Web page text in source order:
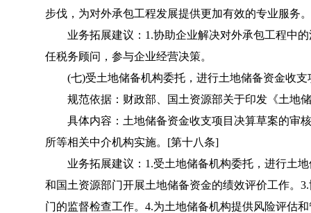
步伐，为对外承包工程发展提供更加有效的专业服务
业务拓展建议：1.协助企业解决对外承包工程中的
任税务顾问，参与企业经营决策。
(七)受土地储备机构委托，进行土地储备资金收支
规范依据：财政部、国土资源部关于印发《土地储
具体内容：土地储备资金收支项目决算草案的审
所等相关中介机构实施。[第十八条]
业务拓展建议：1.受土地储备机构委托，进行土地
和国土资源部门开展土地储备资金的绩效评价工作。
门的监督检查工作。4.为土地储备机构提供风险评估